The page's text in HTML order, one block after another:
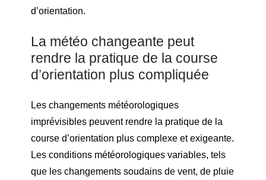
d’orientation.
La météo changeante peut
rendre la pratique de la course
d’orientation plus compliquée
Les changements météorologiques
imprévisibles peuvent rendre la pratique de la
course d’orientation plus complexe et exigeante.
Les conditions météorologiques variables, tels
que les changements soudains de vent, de pluie